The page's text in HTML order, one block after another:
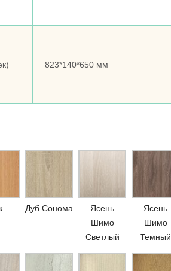
823*140*650 мм
Дуб Сонома
Ясень
Шимо
Светлый
Ясень
Шимо
Темный